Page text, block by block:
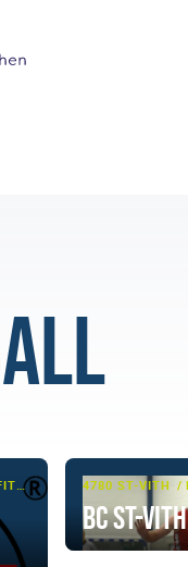
BALLSPORT, BASKETBALL, BODYFITNESS, BOGENSCHIESSEN, FITNESS, FUSSBALL, KAMPFSPORT/-KUNST, KRAFTTRAINING, MULTI-SPORT, RÜCKSCHLAGSPIEL, SCHIESSSPORT, SHOWTANZ, TAEKWONDO, TANZSPORT, TISCHTENNIS, ZIRKELTRAINING 4780 ST-VITH
BC St-Vith